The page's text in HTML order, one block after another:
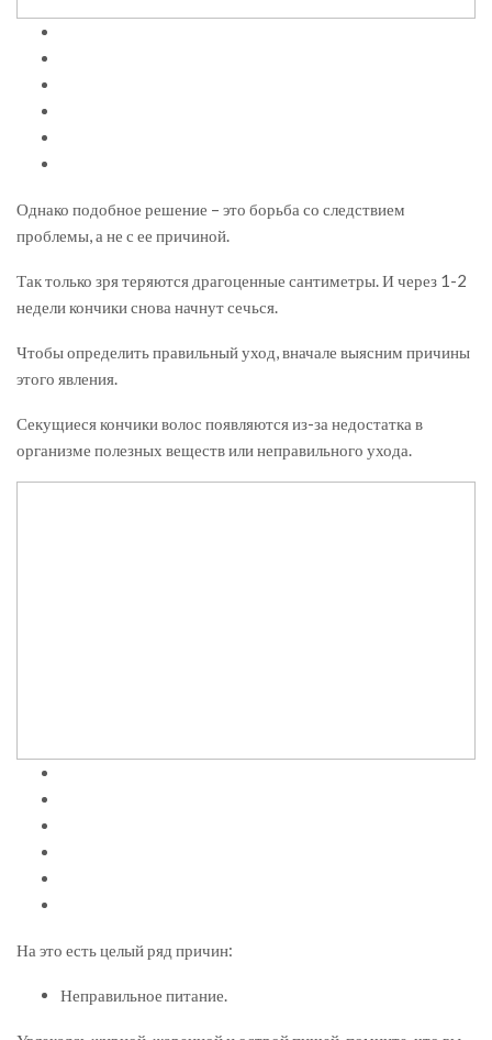
Однако подобное решение – это борьба со следствием
проблемы, а не с ее причиной.
Так только зря теряются драгоценные сантиметры. И через 1-2
недели кончики снова начнут сечься.
Чтобы определить правильный уход, вначале выясним причины
этого явления.
Секущиеся кончики волос появляются из-за недостатка в
организме полезных веществ или неправильного ухода.
На это есть целый ряд причин:
Неправильное питание.